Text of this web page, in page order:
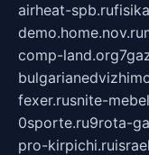
airheat-spb.ru
demo.home.nov.ru
comp-land.org
fexer.rusnite-
0sporte.ru9rota-
pro-kirpichi.ru